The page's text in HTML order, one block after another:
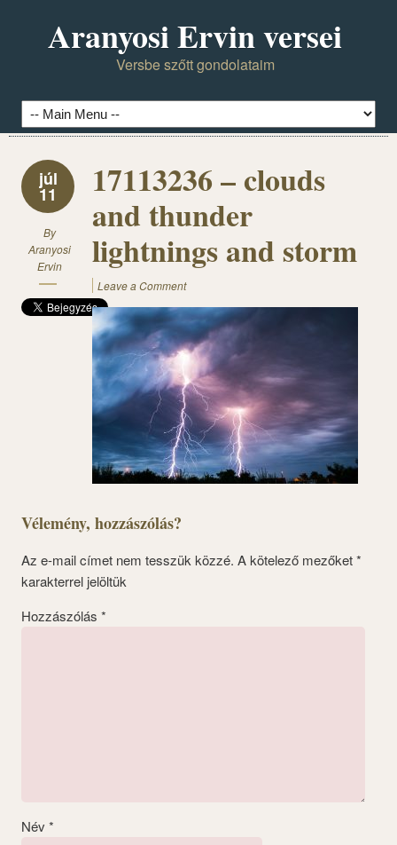
Aranyosi Ervin versei
Versbe szőtt gondolataim
júl
11
By
Aranyosi
Ervin
17113236 – clouds
and thunder
lightnings and storm
Leave a Comment
Vélemény, hozzászólás?
Az e-mail címet nem tesszük közzé. A kötelező mezőket*
karakterrel jelöltük
Hozzászólás *
Név *